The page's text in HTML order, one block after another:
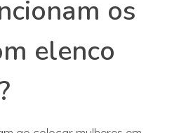
os
elenco